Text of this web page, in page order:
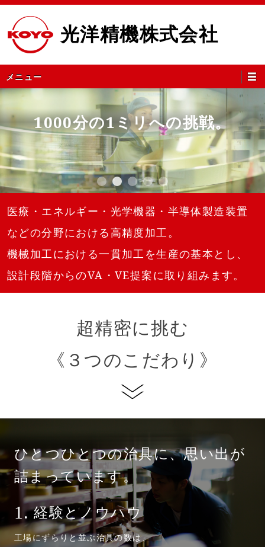
コ
テ
ツ
へ
ス
ッ
光洋精機株式会社
メ
ニ
ュ
ー
メニュー
1000分の1ミリへの挑戦。
1000分の1ミリへの挑戦。
1 2 3 4 5
医療・エネルギー・光学機器・半導体製造装置
などの分野における高精度加工。
機械加工における一貫加工を生産の基本とし、
設計段階からのVA・VE提案に取り組みます。
超精密に挑む
《３つのこだわり》
ひとつひとつの治具に、思い出が
詰まっています。
1.経験とノウハウ
工場にずらりと並ぶ治具の数は、